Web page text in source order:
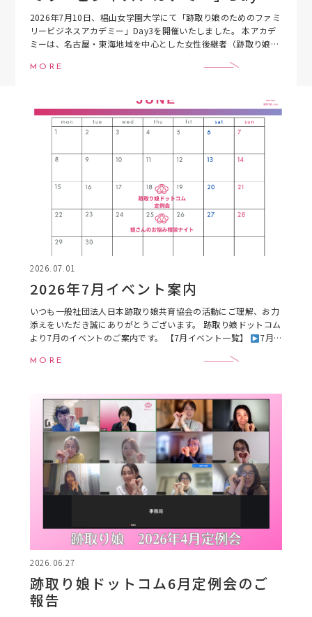
開催のお知らせ
2026年7月10日、椙山女学園大学にて「跡取り娘のためのファミ
リービジネスアカデミー」Day3を開催いたしました。 本アカデ
ミーは、名古屋・東海地域を中心とした女性後継者（跡取り娘）
MORE
2026.07.01
2026年7月イベント案内
いつも一般社団法人日本跡取り娘共育協会の活動にご理解、お力
添えをいただき誠にありがとうございます。 跡取り娘ドットコム
より7月のイベントのご案内です。 【7月イベント一覧】
7月
MORE
2026.06.27
跡取り娘ドットコム6月定例会のご
報告